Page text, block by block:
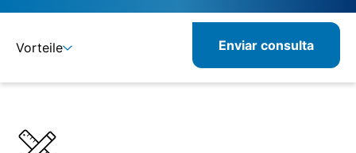
Vorteile Enviar consulta